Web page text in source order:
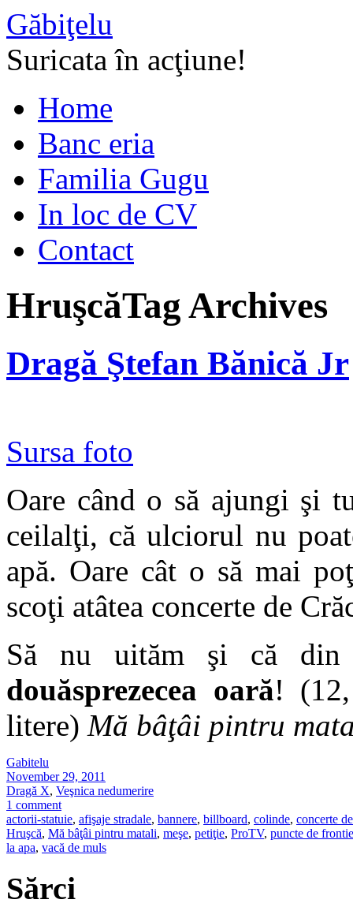
Găbiţelu
Suricata în acţiune!
Home
Banc eria
Familia Gugu
In loc de CV
Contact
HruşcăTag Archives
Dragă Ştefan Bănică Jr
Sursa foto
Oare când o să ajungi şi
ceilalţi, că ulciorul nu
apă. Oare cât o să mai
scoţi atâtea concerte de
Să nu uităm şi că din
douăsprezecea oară!
litere) Mă bâţâi pintru
Gabitelu
November 29, 2011
Dragă X, Veşnica nedumerire
1 comment
actorii-statuie, afişaje stradale, bannere, billboard, colinde, concerte
Hruşcă, Mă bâţâi pintru matali, meşe, petiţie, ProTV, puncte de
la apa, vacă de muls
Sărci